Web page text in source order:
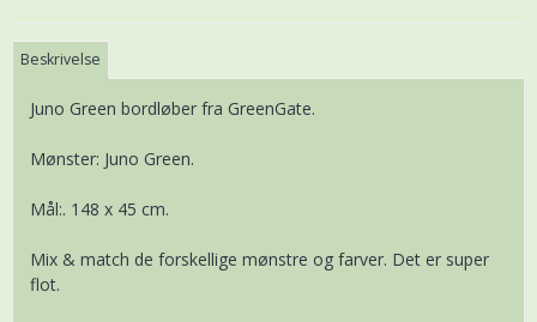
Beskrivelse
Juno Green bordløber fra GreenGate.
Mønster: Juno Green.
Mål:. 148 x 45 cm.
Mix & match de forskellige mønstre og farver. Det er super
flot.